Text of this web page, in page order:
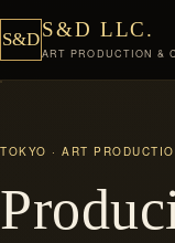
S&DS&D LLC.
ART PRODUCTION &
TOKYO · ART